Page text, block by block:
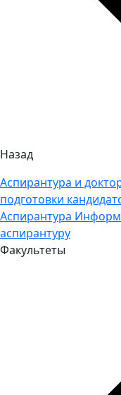
Назад
Аспирантура и
подготовки
Аспирантура
аспирантуру
Факультеты